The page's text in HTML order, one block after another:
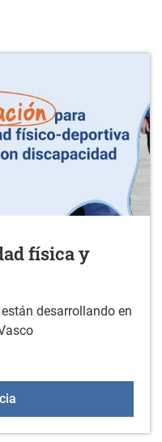
física y
desarrollando en
Estudio sobre actividad